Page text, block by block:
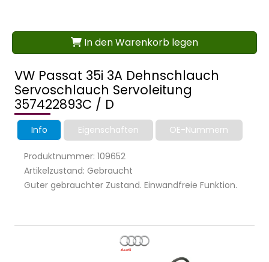
VW Passat 35i 3A Dehnschlauch
Servoschlauch Servoleitung
357422893C / D
Info Eigenschaften OE-Nummern
Produktnummer: 109652
Artikelzustand: Gebraucht
Guter gebrauchter Zustand. Einwandfreie Funktion.
In den Warenkorb legen